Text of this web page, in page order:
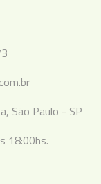
São Paulo - SP
18:00hs.